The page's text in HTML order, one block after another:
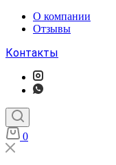
О компании
Отзывы
Контакты
0